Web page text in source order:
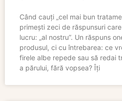
Când cauți „cel mai bun
primești zeci de răspunsuri
lucru: „al nostru”. Un răspuns
produsul, ci cu întrebarea: ce
firele albe repede sau să redai
a părului, fără vopsea? Îți